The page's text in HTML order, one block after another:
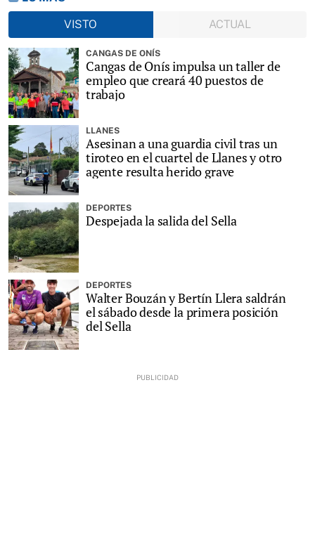
VISTO
ACTUAL
CANGAS DE ONÍS
Cangas de Onís impulsa un taller de
empleo que creará 40 puestos de
trabajo
LLANES
Asesinan a una guardia civil tras un
tiroteo en el cuartel de Llanes y otro
agente resulta herido grave
DEPORTES
Despejada la salida del Sella
DEPORTES
Walter Bouzán y Bertín Llera saldrán
el sábado desde la primera posición
del Sella